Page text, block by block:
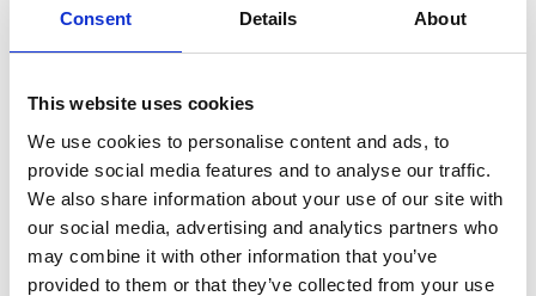
Consent Details About
This website uses cookies
We use cookies to personalise content and ads, to
provide social media features and to analyse our traffic.
We also share information about your use of our site with
our social media, advertising and analytics partners who
may combine it with other information that you’ve
provided to them or that they’ve collected from your use
Systemisk behandling
Antibiotika:Doxycyklin eller tetracyklin vid
svårare fall
Betablockerare:Kan minska värmevallningar
Isotretinoin: Vid svårbehandlad rosacea